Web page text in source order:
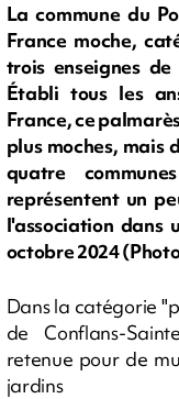
La commune du
France moche,
trois enseignes
Établi tous les
France, ce
plus moches, mais
quatre
représentent un
l'association dans
octobre 2024
Dans la catégorie
de Conflans-
retenue pour de
jardins